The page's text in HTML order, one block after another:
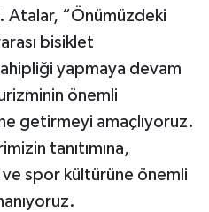
“Önümüzdeki
bisiklet
yapmaya devam
önemli
getirmeyi amaçlıyoruz.
tanıtımına,
spor kültürüne önemli